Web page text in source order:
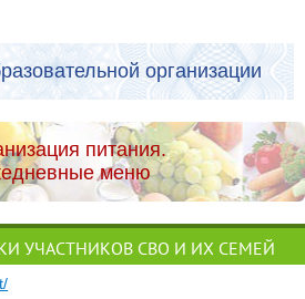
организации
питания.
меню
УЧАСТНИКОВ СВО И ИХ СЕМЕЙ